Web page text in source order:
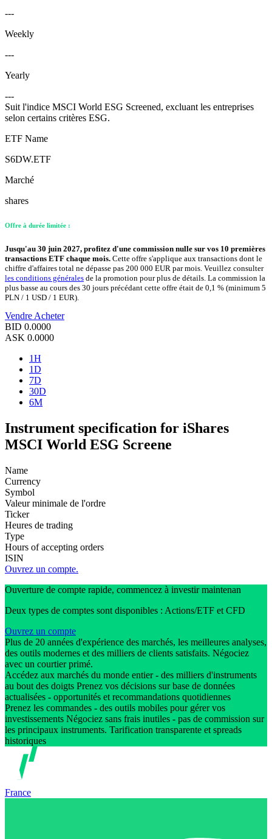
---
Weekly
---
Yearly
---
Suit l'indice MSCI World ESG Screened, excluant les entreprises
selon certains critères ESG.
ETF Name
S6DW.ETF
Marché
shares
Offre à durée limitée :
Jusqu'au 30 juin 2027, profitez d'une commission nulle sur vos 10 premières
transactions ETF chaque mois. Cette offre s'applique aux transactions dont le
chiffre d'affaires total ne dépasse pas 200 000 EUR par mois. Veuillez consulter
les conditions générales de la promotion pour plus de détails. La commission la
plus basse au cours des 30 jours précédant cette offre était de 0,1 % (minimum 5
PLN / 1 USD / 1 EUR).
Vendre Acheter
BID 0.0000
ASK 0.0000
1H
1D
7D
30D
6M
Instrument specification for iShares
MSCI World ESG Screene
Name
Currency
Symbol
Valeur minimale de l'ordre
Ticker
Heures de trading
Type
Hours of accepting orders
ISIN
Ouvrez un compte.
Ouverture de compte rapide, commencez à investir maintenan
Deux types de comptes sont disponibles : Actions/ETF et CFD
Ouvrez un compte
Plus de 20 années d'expérience des marchés, les meilleures analyses,
des outils modernes et des milliers de clients satisfaits. Négociez
avec un courtier primé.
Accédez aux marchés du monde entier - des milliers d'instruments
au bout des doigts Prenez vos décisions sur base de données
actualisées - opportunités et recommandations quotidiennes
Prenez les commandes - des outils mobiles pour gérer vos
investissements Négociez sans frais inutiles - pas de commission sur
les principaux instruments. Tarification transparente et spreads
historiques
France